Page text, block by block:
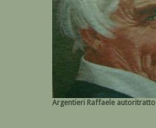
Argentieri Raffaele autoritratto